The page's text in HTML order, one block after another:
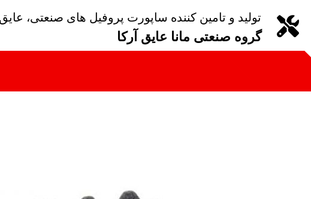
تولید و تامین کننده ساپورت پروفیل های صنعتی،
گروه صنعتی مانا عایق آرکا